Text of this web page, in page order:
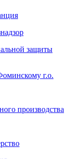
защиты
г.о.
производства